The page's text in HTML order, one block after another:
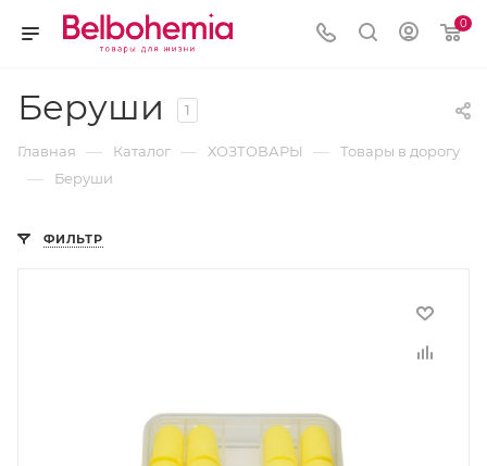
0
Беруши 1
Главная — Каталог — ХОЗТОВАРЫ — Товары в дорогу
— Беруши
ФИЛЬТР